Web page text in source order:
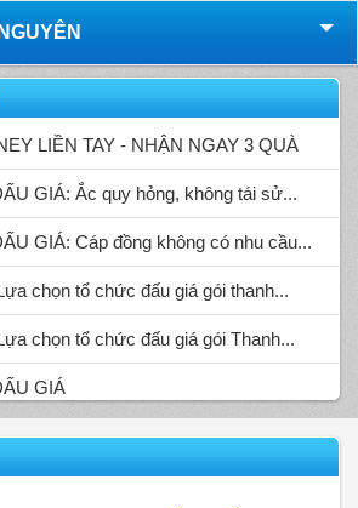
LIỀN TAY - NHẬN NGAY 3 QUÀ
GIÁ: Ắc quy hỏng, không tái sử...
GIÁ: Cáp đồng không có nhu cầu...
chọn tổ chức đấu giá gói thanh...
chọn tổ chức đấu giá gói Thanh...
GIÁ